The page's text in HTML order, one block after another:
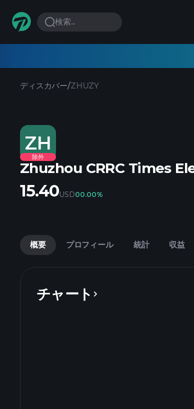
検索...
ディスカバー/ZHUZY
ZH
除外
Zhuzhou CRRC Times
15.40USD00.00%
概要 プロフィール 統計 収益
チャート